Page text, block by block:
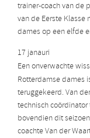
trainer-coach van de
van de Eerste Klasse
dames op een elfde
17 janauri
Een onverwachte
Rotterdamse dames
teruggekeerd. Van
technisch
bovendien dit
coachte Van der